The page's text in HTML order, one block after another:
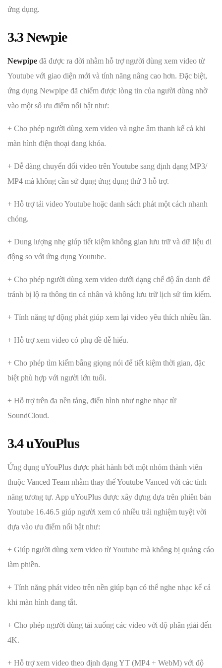
ứng dụng.
3.3Newpie
Newpipe đã được ra đời nhằm hỗ trợ người dùng xem video từ
Youtube với giao diện mới và tính năng nâng cao hơn. Đặc biệt,
ứng dụng Newpipe đã chiếm được lòng tin của người dùng nhờ
vào một số ưu điểm nổi bật như:
+ Cho phép người dùng xem video và nghe âm thanh kể cả khi
màn hình điện thoại đang khóa.
+ Dễ dàng chuyển đổi video trên Youtube sang định dạng MP3/
MP4 mà không cần sử dụng ứng dụng thứ 3 hỗ trợ.
+ Hỗ trợ tải video Youtube hoặc danh sách phát một cách nhanh
chóng.
+ Dung lượng nhẹ giúp tiết kiệm không gian lưu trữ và dữ liệu di
động so với ứng dụng Youtube.
+ Cho phép người dùng xem video dưới dạng chế độ ẩn danh để
tránh bị lộ ra thông tin cá nhân và không lưu trữ lịch sử tìm kiếm.
+ Tính năng tự động phát giúp xem lại video yêu thích nhiều lần.
+ Hỗ trợ xem video có phụ đề dễ hiểu.
+ Cho phép tìm kiếm bằng giọng nói để tiết kiệm thời gian, đặc
biệt phù hợp với người lớn tuổi.
+ Hỗ trợ trên đa nền tảng, điển hình như nghe nhạc từ
SoundCloud.
3.4uYouPlus
Ứng dụng uYouPlus được phát hành bởi một nhóm thành viên
thuộc Vanced Team nhằm thay thế Youtube Vanced với các tính
năng tương tự. App uYouPlus được xây dựng dựa trên phiên bản
Youtube 16.46.5 giúp người xem có nhiều trải nghiệm tuyệt vời
dựa vào ưu điểm nổi bật như:
+ Giúp người dùng xem video từ Youtube mà không bị quảng cáo
làm phiền.
+ Tính năng phát video trên nền giúp bạn có thể nghe nhạc kể cả
khi màn hình đang tắt.
+ Cho phép người dùng tải xuống các video với độ phân giải đến
4K.
+ Hỗ trợ xem video theo định dạng YT (MP4 + WebM) với độ